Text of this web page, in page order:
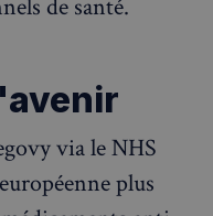
de santé.
via le NHS
plus
Performance
habilitent des
telles que la
des comptes.
correctement
Fournisseur/
Domaine